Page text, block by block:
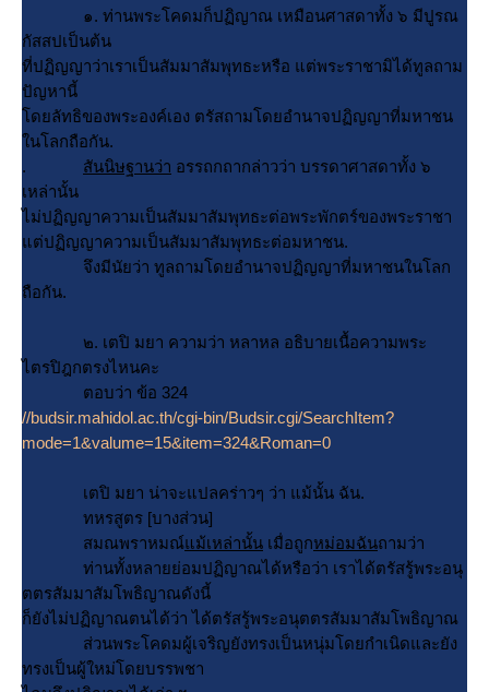
๑. ท่านพระโคดมก็ปฏิญาณ เหมือนศาสดาทั้ง ๖ มีปูรณ
กัสสปเป็นต้น
ที่ปฏิญญาว่าเราเป็นสัมมาสัมพุทธะหรือ แต่พระราชามิได้ทูลถาม
ปัญหานี้
ดยลัทธิของพระองค์เอง ตรัสถามโดยอำนาจปฏิญญาที่มหาชน
นโลกถือกัน.
. สันนิษฐานว่า อรรถกถากล่าวว่า บรรดาศาสดาทั้ง ๖
เหล่านั้น
ไม่ปฏิญญาความเป็นสัมมาสัมพุทธะต่อพระพักตร์ของพระราชา
ต่ปฏิญญาความเป็นสัมมาสัมพุทธะต่อมหาชน.
จึงมีนัยว่า ทูลถามโดยอำนาจปฏิญญาที่มหาชนในโลก
ถือกัน.
๒. เตปิ มยา ความว่า หลาหล อธิบายเนื้อความพระ
ไตรปิฎกตรงไหนคะ
ตอบว่า ข้อ 324
//budsir.mahidol.ac.th/cgi-bin/Budsir.cgi/SearchItem?
mode=1&valume=15&item=324&Roman=0
เตปิ มยา น่าจะแปลคร่าวๆ ว่า แม้นั้น ฉัน.
ทหรสูตร [บางส่วน]
สมณพราหมณ์ม้เหล่านั้น เมื่อถูกหม่อมฉันถามว่า
ท่านทั้งหลายย่อมปฏิญาณได้หรือว่า เราได้ตรัสรู้พระอนุ
ตตรสัมมาสัมโพธิญาณดังนี้
ก็ยังไม่ปฏิญาณตนได้ว่า ได้ตรัสรู้พระอนุตตรสัมมาสัมโพธิญาณ
ส่วนพระโคดมผู้เจริญยังทรงเป็นหนุ่มโดยกำเนิดและยัง
ทรงเป็นผู้ใหม่โดยบรรพชา